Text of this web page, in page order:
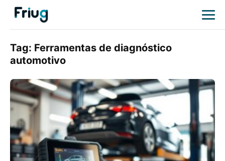
Tag: Ferramentas de diagnóstico
automotivo